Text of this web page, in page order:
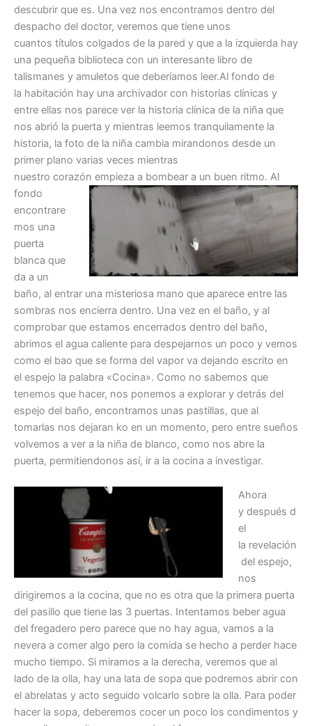
descubrir que es. Una vez nos encontramos dentro del
despacho del doctor, veremos que tiene unos
cuantos títulos colgados de la pared y que a la izquierda hay
una pequeña biblioteca con un interesante libro de
talismanes y amuletos que deberíamos leer.Al fondo de
la habitación hay una archivador con historias clínicas y
entre ellas nos parece ver la historia clínica de la niña que
nos abrió la puerta y mientras leemos tranquilamente la
historia, la foto de la niña cambia mirandonos desde un
primer plano varias veces mientras
nuestro corazón empieza a bombear a un buen ritmo. Al
fondo
encontrare
mos una
puerta
blanca que
da a un
baño, al entrar una misteriosa mano que aparece entre las
sombras nos encierra dentro. Una vez en el baño, y al
comprobar que estamos encerrados dentro del baño,
abrimos el agua caliente para despejarnos un poco y vemos
como el bao que se forma del vapor va dejando escrito en
el espejo la palabra «Cocina». Como no sabemos que
tenemos que hacer, nos ponemos a explorar y detrás del
espejo del baño, encontramos unas pastillas, que al
tomarlas nos dejaran ko en un momento, pero entre sueños
volvemos a ver a la niña de blanco, como nos abre la
puerta, permitiendonos así, ir a la cocina a investigar.
Ahora
y después d
el
la revelación
del espejo,
nos
dirigiremos a la cocina, que no es otra que la primera puerta
del pasillo que tiene las 3 puertas. Intentamos beber agua
del fregadero pero parece que no hay agua, vamos a la
nevera a comer algo pero la comida se hecho a perder hace
mucho tiempo. Si miramos a la derecha, veremos que al
lado de la olla, hay una lata de sopa que podremos abrir con
el abrelatas y acto seguido volcarlo sobre la olla. Para poder
hacer la sopa, deberemos cocer un poco los condimentos y